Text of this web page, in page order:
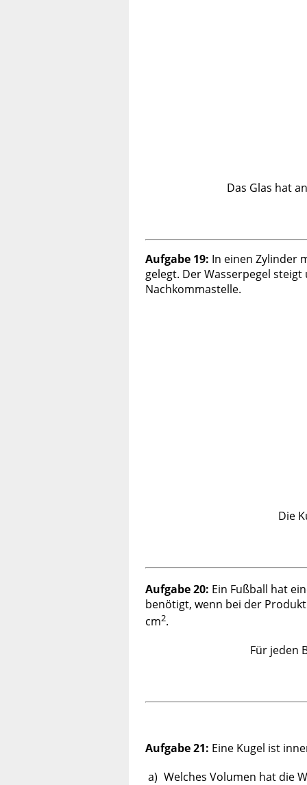
Das Glas hat
Aufgabe 19: In einen Zylinder
gelegt. Der Wasserpegel
Nachkommastelle.
Die
Aufgabe 20: Ein Fußball hat
benötigt, wenn bei der
cm2.
Für jeden
Aufgabe 21: Eine Kugel ist
a) Welches Volumen hat die